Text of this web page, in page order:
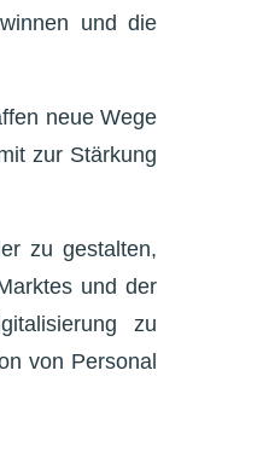
und die
neue Wege
zur Stärkung
zu gestalten,
und der
zu
von Personal